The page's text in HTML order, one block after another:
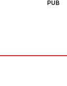
PUB